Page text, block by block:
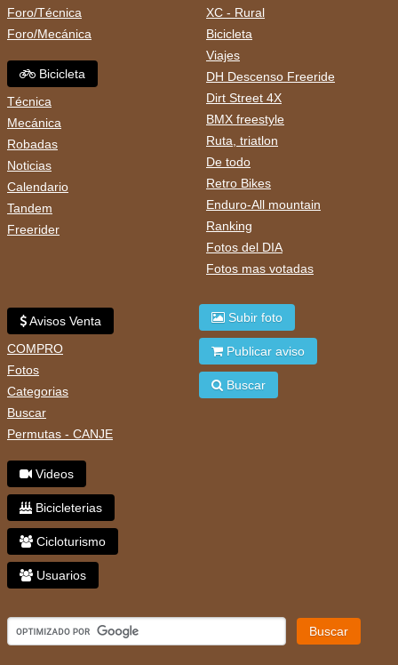
Foro/Técnica
Foro/Mecánica
Bicicleta
Técnica
Mecánica
Robadas
Noticias
Calendario
Tandem
Freerider
XC - Rural
Bicicleta
Viajes
DH Descenso Freeride
Dirt Street 4X
BMX freestyle
Ruta, triatlon
De todo
Retro Bikes
Enduro-All mountain
Ranking
Fotos del DIA
Fotos mas votadas
Avisos Venta
COMPRO
Fotos
Categorias
Buscar
Permutas - CANJE
Videos
Bicicleterias
Cicloturismo
Usuarios
Subir foto
Publicar aviso
Buscar
Buscar